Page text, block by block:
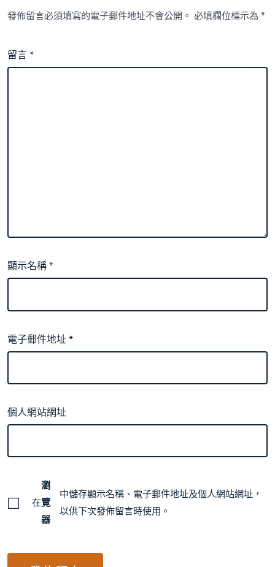
發佈留言必須填寫的電子郵件地址不會公開。 必填欄位標示為*
留言*
顯示名稱*
電子郵件地址*
個人網站網址
在
瀏
覽
器
中儲存顯示名稱、電子郵件地址及個人網站網址，
以供下次發佈留言時使用。